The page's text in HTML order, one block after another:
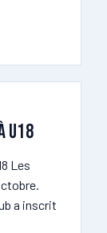
U18
Les
a inscrit